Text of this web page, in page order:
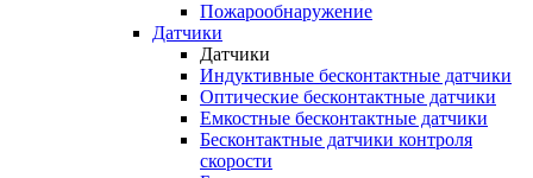
Пожарообнаружение
Датчики
Датчики
Индуктивные бесконтактные датчики
Оптические бесконтактные датчики
Емкостные бесконтактные датчики
Бесконтактные датчики контроля
скорости